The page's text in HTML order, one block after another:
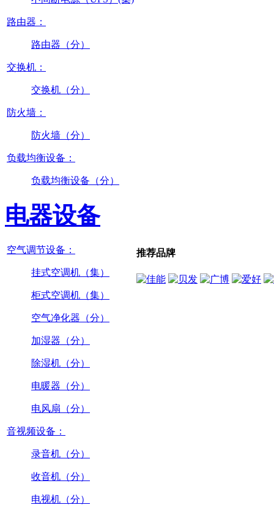
路由器：
路由器（分）
交换机：
交换机（分）
防火墙：
防火墙（分）
负载均衡设备：
负载均衡设备（分）
电器设备
空气调节设备：
挂式空调机（集）
柜式空调机（集）
空气净化器（分）
加湿器（分）
除湿机（分）
电暖器（分）
电风扇（分）
音视频设备：
录音机（分）
收音机（分）
电视机（分）
推荐品牌